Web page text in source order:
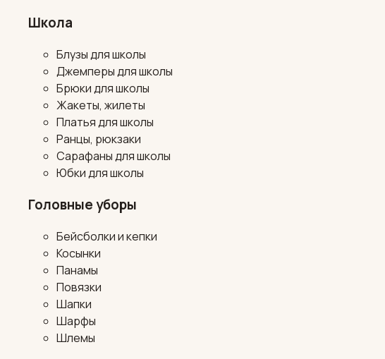
Школа
Блузы для школы
Джемперы для школы
Брюки для школы
Жакеты, жилеты
Платья для школы
Ранцы, рюкзаки
Сарафаны для школы
Юбки для школы
Головные уборы
Бейсболки и кепки
Косынки
Панамы
Повязки
Шапки
Шарфы
Шлемы